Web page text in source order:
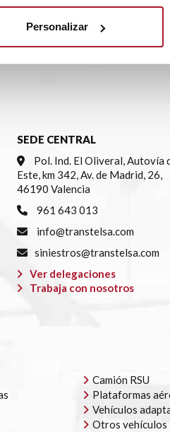
Personalizar
SEDE CENTRAL
Pol. Ind. El Oliveral, Autovía
Este, km 342, Av. de Madrid, 26,
46190 Valencia
961 643 013
info@transtelsa.com
siniestros@transtelsa.com
Ver delegaciones
Trabaja con nosotros
Camión RSU
Plataformas
Vehículos
Otros vehículos